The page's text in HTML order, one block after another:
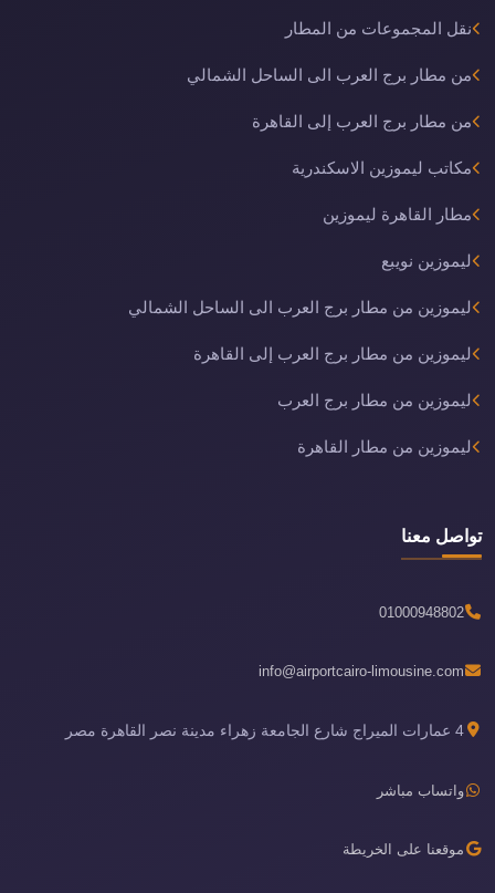
نقل المجموعات من المطار
من مطار برج العرب الى الساحل الشمالي
من مطار برج العرب إلى القاهرة
مكاتب ليموزين الاسكندرية
مطار القاهرة ليموزين
ليموزين نويبع
ليموزين من مطار برج العرب الى الساحل الشمالي
ليموزين من مطار برج العرب إلى القاهرة
ليموزين من مطار برج العرب
ليموزين من مطار القاهرة
تواصل معنا
01000948802
info@airportcairo-limousine.com
4 عمارات الميراج شارع الجامعة زهراء مدينة نصر القاهرة مصر
واتساب مباشر
موقعنا على الخريطة